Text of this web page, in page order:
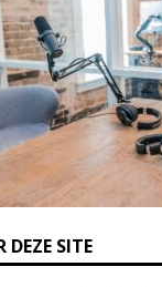
DEZE SITE